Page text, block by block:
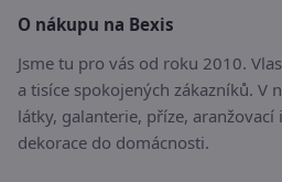
O nákupu na Bexis
Jsme tu pro vás od roku 2010.
a tisíce spokojených zákazníků. V
látky, galanterie, příze,
dekorace do domácnosti.